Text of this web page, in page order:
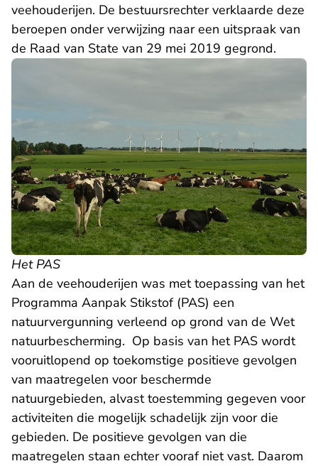
veehouderijen. De bestuursrechter verklaarde deze
beroepen onder verwijzing naar een uitspraak van
de Raad van State van 29 mei 2019 gegrond.
Het PAS
Aan de veehouderijen was met toepassing van het
Programma Aanpak Stikstof (PAS) een
natuurvergunning verleend op grond van de Wet
natuurbescherming. Op basis van het PAS wordt
vooruitlopend op toekomstige positieve gevolgen
van maatregelen voor beschermde
natuurgebieden, alvast toestemming gegeven voor
activiteiten die mogelijk schadelijk zijn voor die
gebieden. De positieve gevolgen van die
maatregelen staan echter vooraf niet vast. Daarom